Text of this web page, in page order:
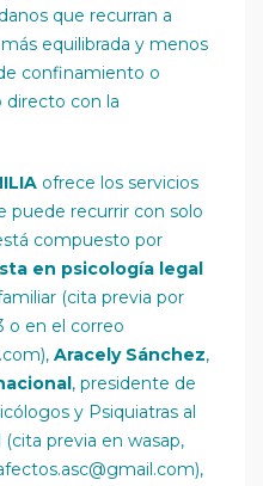
que recurran a
equilibrada y menos
confinamiento o
con la
ofrece los servicios
puede recurrir con solo
compuesto por
en psicología legal
(cita previa por
o en el correo
Aracely Sánchez,
, presidente de
y Psiquiatras al
previa en wasap,